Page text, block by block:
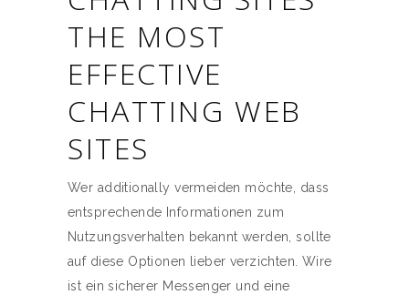
THE MOST
EFFECTIVE
CHATTING WEB
SITES
Wer additionally vermeiden möchte, dass
entsprechende Informationen zum
Nutzungsverhalten bekannt werden, sollte
auf diese Optionen lieber verzichten. Wire
ist ein sicherer Messenger und eine